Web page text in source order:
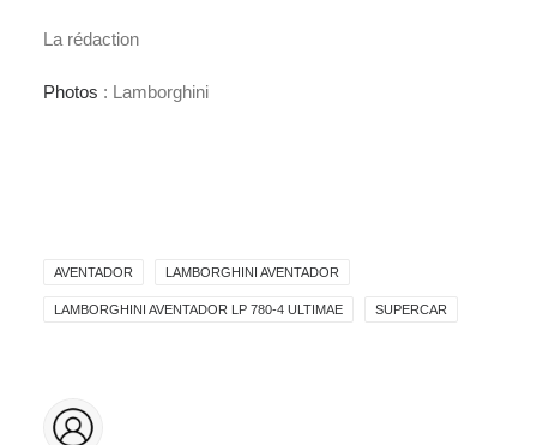
La rédaction
Photos : Lamborghini
AVENTADOR LAMBORGHINI AVENTADOR
LAMBORGHINI AVENTADOR LP 780-4 ULTIMAE SUPERCAR